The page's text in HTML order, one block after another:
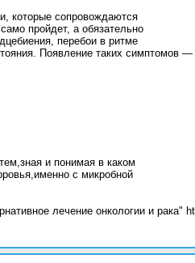
которые сопровождаются
пройдет, а обязательно
перебои в ритме
Появление таких симптомов —
и понимая в каком
с микробной
лечение онкологии и рака"